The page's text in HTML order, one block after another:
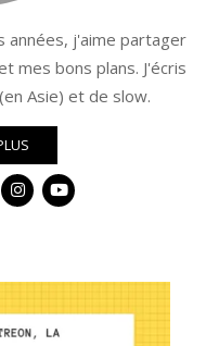
années, j'aime partager
mes bons plans. J'écris
Asie) et de slow.